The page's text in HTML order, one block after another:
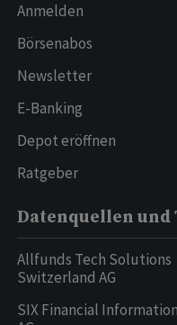
Anmelden
Börsenabos
Newsletter
E-Banking
Depot eröffnen
Ratgeber
Datenquellen
Allfunds Tech Solutions
Switzerland AG
SIX Financial Information